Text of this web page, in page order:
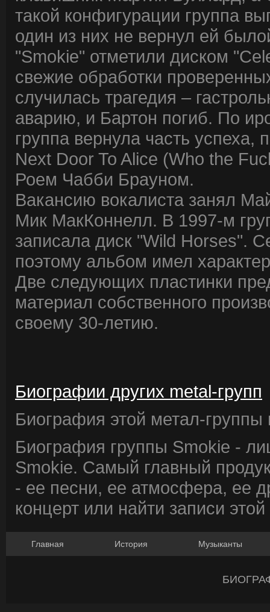
такой конфигурации группа
один из них не вернул ей
"Smokie" отметили диском
свежие обработки
случилась трагедия –
аварию, и Бартон погиб. По
группа вернула часть
Next Door To Alice (Who the
Роем Чабби Брауном.
Вакансию вокалиста занял
Мик МакКоннелл. В 1997-м
записала диск "Wild Horses".
поэтому альбом имел
Две следующих пластинки
материал собственного
своему 30-летию.
Биографии других metal-групп
Биография этой метал-группы
Биография группы Smokie -
Smokie. Самый главный
- ее песни, ее атмосфера, ее
концерт или найти записи
Главная История Музыканты